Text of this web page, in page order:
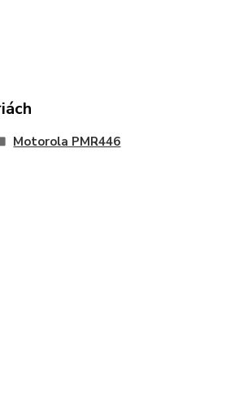
Motorola PMR446